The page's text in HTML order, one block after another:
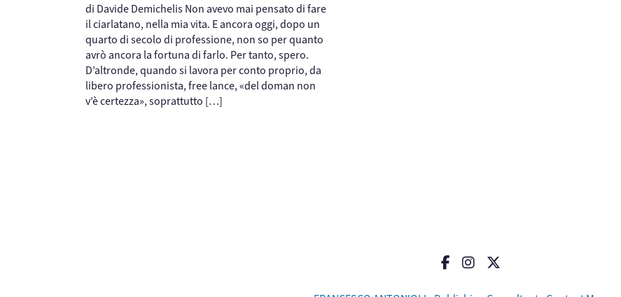
di Davide Demichelis Non avevo mai pensato di fare
il ciarlatano, nella mia vita. E ancora oggi, dopo un
quarto di secolo di professione, non so per quanto
avrò ancora la fortuna di farlo. Per tanto, spero.
D’altronde, quando si lavora per conto proprio, da
libero professionista, free lance, «del doman non
v’è certezza», soprattutto […]